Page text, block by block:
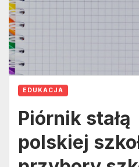
EDUKACJA
Piórnik stałą
polskiej